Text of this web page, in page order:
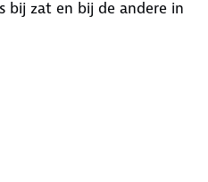
bij zat en bij de andere in